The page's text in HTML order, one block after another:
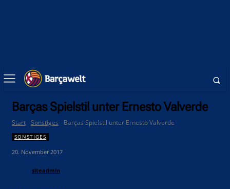
Barças Spielstil unter Ernesto Valverde
Start Sonstiges Barças Spielstil unter Ernesto Valverde
SONSTIGES
20. November 2017
siteadmin